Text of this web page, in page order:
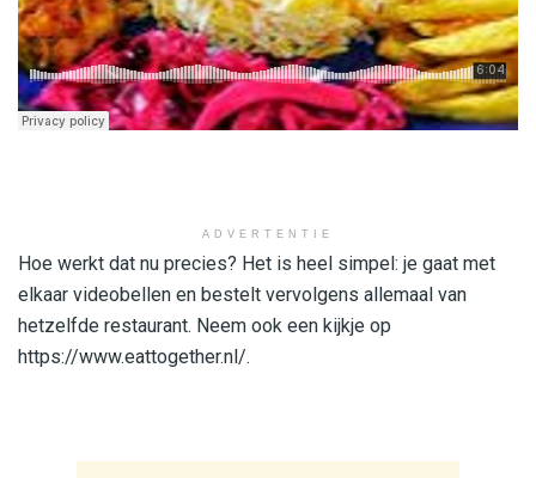
ADVERTENTIE
Hoe werkt dat nu precies? Het is heel simpel: je gaat met
elkaar videobellen en bestelt vervolgens allemaal van
hetzelfde restaurant. Neem ook een kijkje op
https://www.eattogether.nl/.